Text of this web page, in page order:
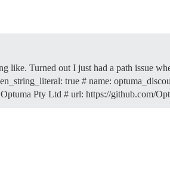
Turned out I just had a path issue
true # name:
Pty Ltd # url: https://github.com/